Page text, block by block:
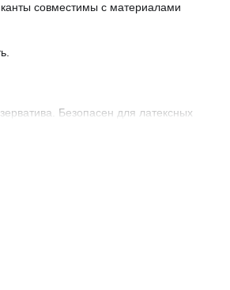
совместимы с материалами
Безопасен для латексных